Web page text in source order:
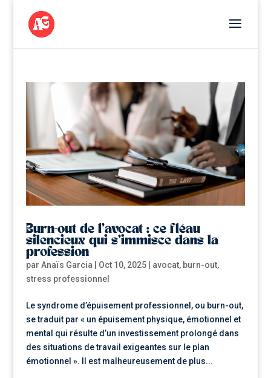
Burn-out de l’avocat : ce fléau
silencieux qui s’immisce dans la
profession
par Anaïs Garcia Oct 10, 2025| avocat, burn-out,
stress professionnel
Le syndrome d’épuisement professionnel, ou burn-out,
se traduit par « un épuisement physique, émotionnel et
mental qui résulte d’un investissement prolongé dans
des situations de travail exigeantes sur le plan
émotionnel ». Il est malheureusement de plus...